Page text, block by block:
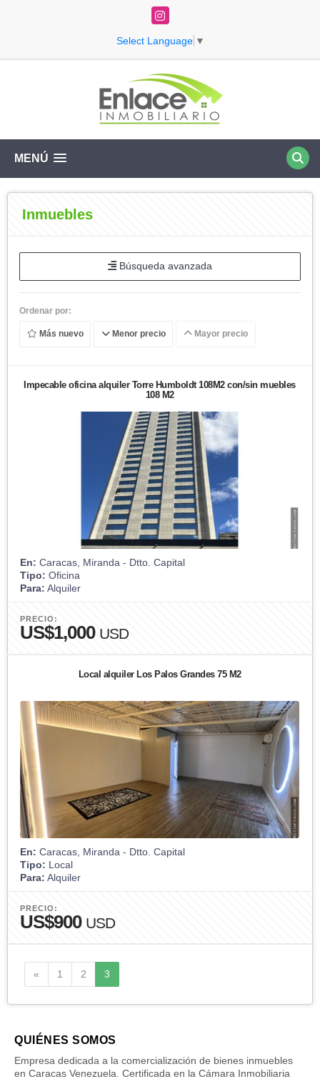
Instagram
Select Language ▼
MENÚ
Inmuebles
Búsqueda avanzada
Ordenar por:
Más nuevo Menor precio Mayor precio
Impecable oficina alquiler Torre Humboldt 108M2 con/sin muebles
108 M2
En: Caracas, Miranda - Dtto. Capital
Tipo: Oficina
Para: Alquiler
PRECIO:
US$1,000 USD
Local alquiler Los Palos Grandes 75 M2
En: Caracas, Miranda - Dtto. Capital
Tipo: Local
Para: Alquiler
PRECIO:
US$900 USD
« Anterior
1 2 3
QUIÉNES SOMOS
Empresa dedicada a la comercialización de bienes inmuebles
en Caracas Venezuela. Certificada en la Cámara Inmobiliaria